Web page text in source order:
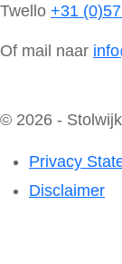
Twello +31
Of mail naar
© 2026 -
Privacy
Disclaimer